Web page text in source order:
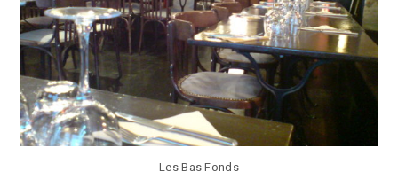
Les Bas Fonds